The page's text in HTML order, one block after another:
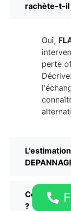
rachète-t-il
Oui,
perte
Comment
?